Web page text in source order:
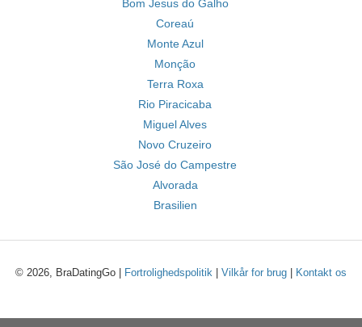
Bom Jesus do Galho
Coreaú
Monte Azul
Monção
Terra Roxa
Rio Piracicaba
Miguel Alves
Novo Cruzeiro
São José do Campestre
Alvorada
Brasilien
© 2026, BraDatingGo | Fortrolighedspolitik Vilkår for brug Kontakt os